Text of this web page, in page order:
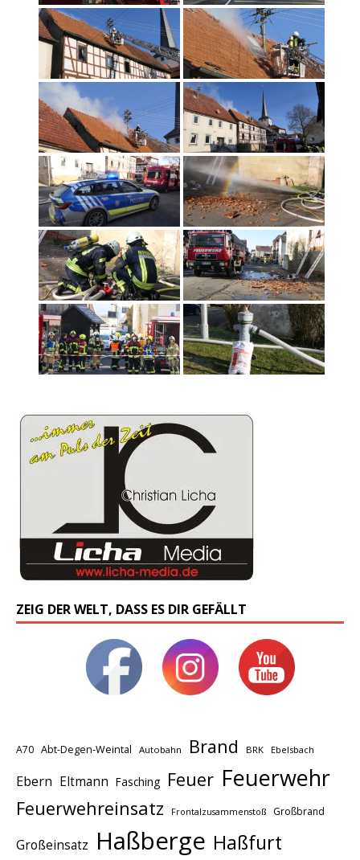
ZEIG DER WELT, DASS ES DIR GEFÄLLT
A70 Abt-Degen-Weintal Autobahn Brand BRK Ebelsbach
Ebern Eltmann Fasching Feuer Feuerwehr
Feuerwehreinsatz Frontalzusammenstoß Großbrand
Großeinsatz Haßberge Haßfurt